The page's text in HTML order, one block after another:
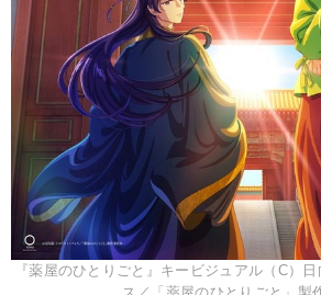
『薬屋のひとりごと』キービジュアル（C）